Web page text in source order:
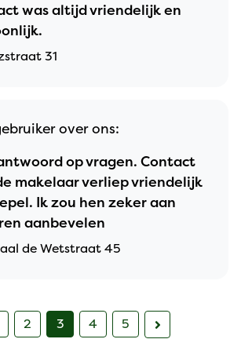
was altijd vriendelijk en
31
over ons:
op vragen. Contact
makelaar verliep vriendelijk
Ik zou hen zeker aan
aanbevelen
de Wetstraat 45
2 3 4 5